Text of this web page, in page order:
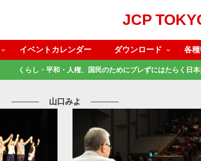
JCP
イベントカレンダー ダウンロード 各
くらし・平和・人権、国民のためにブレずにはたらく日
山口みよ